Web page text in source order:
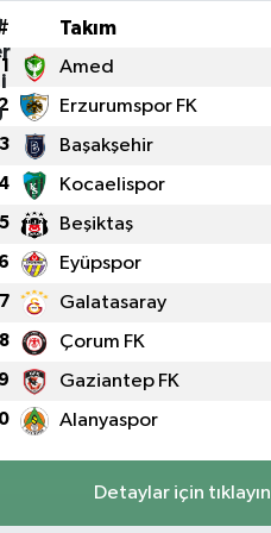
Takım
1 Amed
Erzurumspor FK
3 Başakşehir
Kocaelispor
5 Beşiktaş
Eyüpspor
7 Galatasaray
8 Çorum FK
Gaziantep FK
Alanyaspor
Detaylar için tıklayın